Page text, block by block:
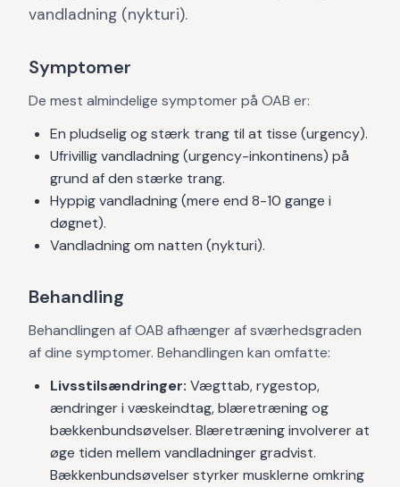
vandladning (nykturi).
Symptomer
De mest almindelige symptomer på OAB er:
En pludselig og stærk trang til at tisse (urgency).
Ufrivillig vandladning (urgency-inkontinens) på
grund af den stærke trang.
Hyppig vandladning (mere end 8-10 gange i
døgnet).
Vandladning om natten (nykturi).
Behandling
Behandlingen af OAB afhænger af sværhedsgraden
af dine symptomer. Behandlingen kan omfatte:
Livsstilsændringer: Vægttab, rygestop,
ændringer i væskeindtag, blæretræning og
bækkenbundsøvelser. Blæretræning involverer at
øge tiden mellem vandladninger gradvist.
Bækkenbundsøvelser styrker musklerne omkring